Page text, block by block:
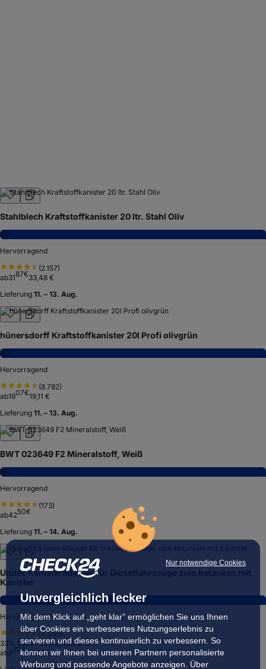
Nur notwendige Cookies
Unvergleichlich lecker
Mit dem Klick auf „geht klar” ermöglichen Sie uns Ihnen
über Cookies ein verbessertes Nutzungserlebnis zu
servieren und dieses kontinuierlich zu verbessern. So
können wir Ihnen bei unseren Partnern personalisierte
Werbung und passende Angebote anzeigen. Über
Stahlblech Kraftstoffkanister 20 ltr. Stahl Oliv
8,6
Hervorragend
(2.157)
ab3187€33,48 €
Lieferung 11. – 13. Aug.
hünersdorff Kraftstoffkanister 20l Profi olivgrün
8,5
Hervorragend
(8.782)
ab1907€19,11 €
Lieferung 11. – 13. Aug.
BWT 023649 F2 Mineralstoff, Weiß
8,0
Hervorragend
(173)
ab4250€
Lieferung 11. – 14. Aug.
Unitec Kanisteradapter für Dieselfahrzeuge zum betanken mit
Kanister
8,4
Hervorragend
(4.093)
33
% Rabattzum ⌀-Bestpreis
ab
30€10,29 €